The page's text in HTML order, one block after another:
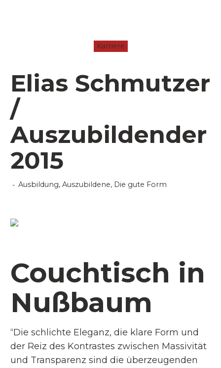
Karriere
Elias Schmutzer
/
Auszubildender
2015
Ausbildung,Auszubildene, Die gute Form
Couchtisch in
Nußbaum
“Die schlichte Eleganz, die klare Form und
der Reiz des Kontrastes zwischen Massivität
und Transparenz sind die überzeugenden